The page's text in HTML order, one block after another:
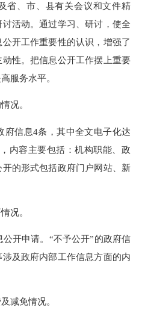
省、市、县有关会议和文件精
活动。通过学习、研讨，使全
开工作重要性的认识，增强了
性。把信息公开工作摆上重要
服务水平。
况。
信息4条，其中全文电子化达
内容主要包括：机构职能、政
的形式包括政府门户网站、新
况。
开申请。“不予公开”的政府信
及政府内部工作信息方面的内
减免情况。